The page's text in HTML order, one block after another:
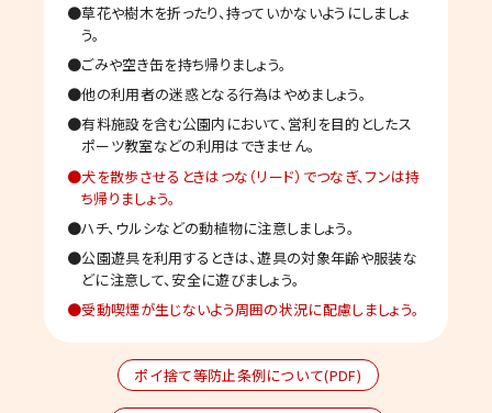
草花や樹木を折ったり、持っていかないようにしましょ
う。
ごみや空き缶を持ち帰りましょう。
他の利用者の迷惑となる行為はやめましょう。
有料施設を含む公園内において、営利を目的としたス
ポーツ教室などの利用はできません。
犬を散歩させるときはつな（リード）でつなぎ、フンは持
ち帰りましょう。
ハチ、ウルシなどの動植物に注意しましょう。
公園遊具を利用するときは、遊具の対象年齢や服装な
どに注意して、安全に遊びましょう。
受動喫煙が生じないよう周囲の状況に配慮しましょう。
ポイ捨て等防止条例について(PDF)